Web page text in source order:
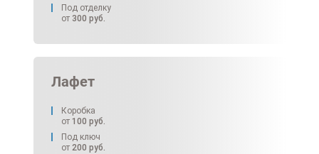
Под отделку
от 300 руб.
Лафет
Коробка
от 100 руб.
Под ключ
от 200 руб.